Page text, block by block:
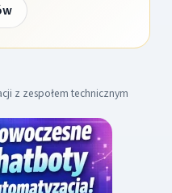
z zespołem technicznym